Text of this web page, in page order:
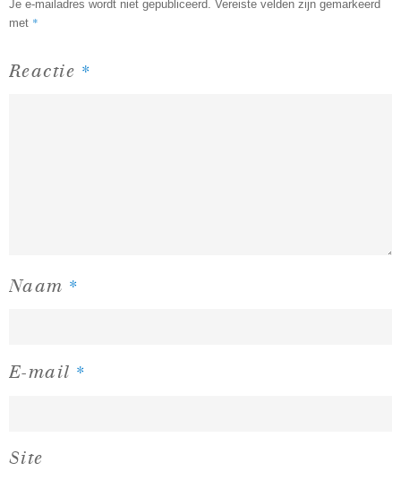
Je e-mailadres wordt niet gepubliceerd. Vereiste velden zijn gemarkeerd
met *
Reactie *
Naam *
E-mail *
Site